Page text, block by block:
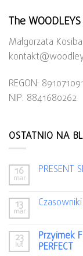
The WOODLEYS
Małgorzata
REGON: 891071091
NIP: 8841680262
OSTATNIO NA
16
mar
PRESENT
13
mar
23
lut
Przyimek
PERFECT